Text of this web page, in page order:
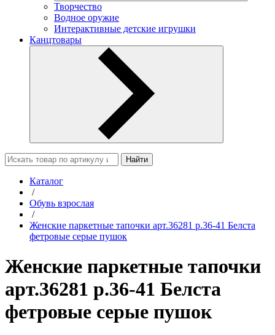
Творчество
Водное оружие
Интерактивные детские игрушки
Канцтовары
Найти
Каталог
/
Обувь взрослая
/
Женские паркетные тапочки арт.36281 р.36-41 Белста
фетровые серые пушок
Женские паркетные тапочки
арт.36281 р.36-41 Белста
фетровые серые пушок